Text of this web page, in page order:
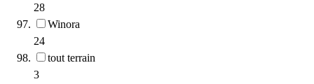
28
Winora
24
tout terrain
3